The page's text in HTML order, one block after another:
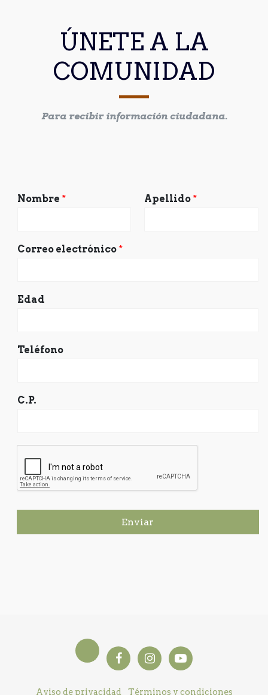
ÚNETE A LA
COMUNIDAD
Para recibir información ciudadana.
Nombre * Apellido *
Correo electrónico *
Edad
Teléfono
C.P.
Enviar
Aviso de privacidad Términos y condiciones